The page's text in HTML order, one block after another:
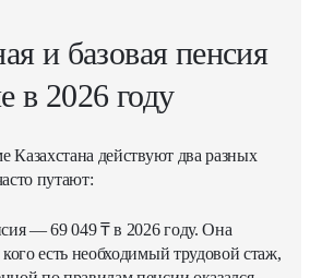
и базовая пенсия
в 2026 году
Казахстана действуют два разных
путают:
— 69 049 ₸ в 2026 году. Она
кого есть необходимый трудовой стаж,